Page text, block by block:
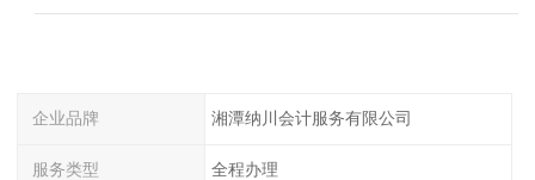
企业品牌 湘潭纳川会计服务有限公司
服务类型 全程办理